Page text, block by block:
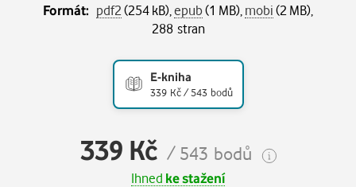
Formát: pdf2(254 kB), epub(1 MB), mobi(2 MB),
288 stran
E-kniha
339 Kč / 543 bodů
339 Kč / 543 bodů
Ihned ke stažení